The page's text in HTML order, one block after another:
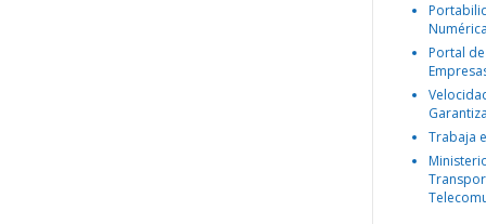
Portal
Trabaja